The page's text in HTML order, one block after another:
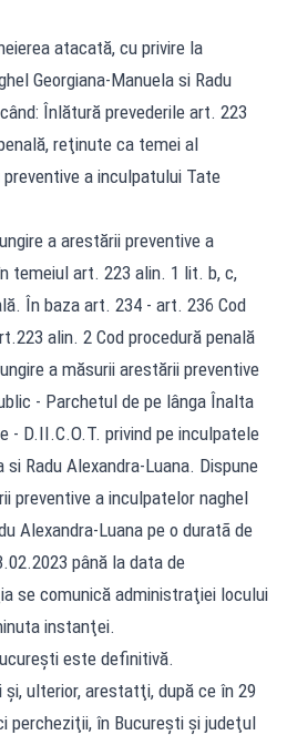
atacată, cu privire la
Georgiana-Manuela si Radu
Înlătură prevederile art. 223
reţinute ca temei al
a inculpatului Tate
a arestării preventive a
temeiul art. 223 alin. 1 lit. b, c,
În baza art. 234 - art. 236 Cod
alin. 2 Cod procedură penală
a măsurii arestării preventive
- Parchetul de pe lânga Înalta
- D.II.C.O.T. privind pe inculpatele
si Radu Alexandra-Luana. Dispune
preventive a inculpatelor naghel
Alexandra-Luana pe o duratã de
până la data de
se comunică administraţiei locului
instanţei.
este definitivă.
ulterior, arestatţi, după ce în 29
percheziţii, în Bucureşti şi judeţul